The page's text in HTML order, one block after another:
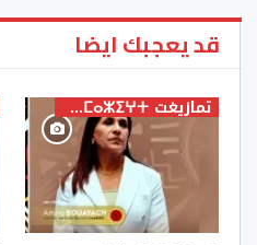
قد يعجبك ايضا
تمازيغت ⵜⴰⵎⴰⵣⵉⵖⵜ